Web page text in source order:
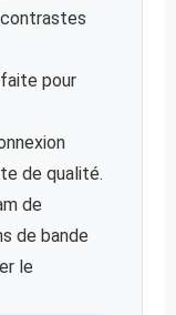
pour
de qualité.
de
de bande
le